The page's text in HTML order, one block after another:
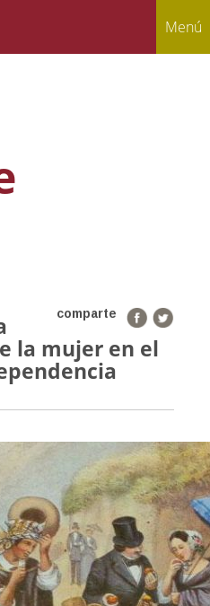
Menú
comparte
la mujer en el